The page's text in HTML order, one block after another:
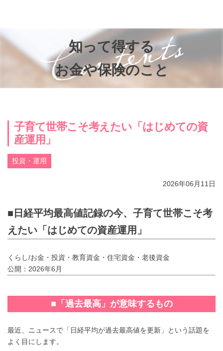
知って得するお金のお話
子供と家族の未来を考える会®
参加者の声
知って得する
お金や保険のこと
子育て世帯こそ考えたい「はじめての資
産運用」
投資・運用
2026年06月11日
■日経平均最高値記録の今、子育て世帯こそ考
えたい「はじめての資産運用」
くらし/お金・投資・教育資金・住宅資金・老後資金
公開：2026年6月
■「過去最高」が意味するもの
最近、ニュースで「日経平均が過去最高値を更新」という話題を
よく目にします。